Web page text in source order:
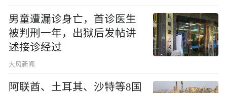
男童遭漏诊身亡，首诊医生
被判刑一年，出狱后发帖讲
述接诊经过
大风新闻
阿联酋、土耳其、沙特等8国